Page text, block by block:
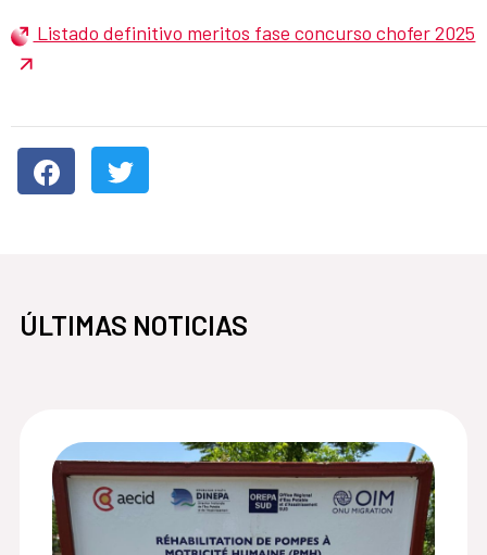
Listado definitivo meritos fase concurso chofer 2025
ÚLTIMAS NOTICIAS